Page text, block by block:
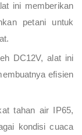
ini memberikan
petani untuk
DC12V, alat ini
efisien
tahan air IP65,
kondisi cuaca